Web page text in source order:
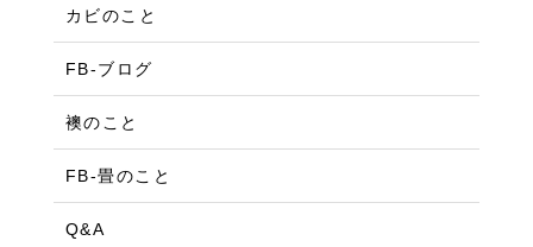
カビのこと
FB-ブログ
襖のこと
FB-畳のこと
Q&A